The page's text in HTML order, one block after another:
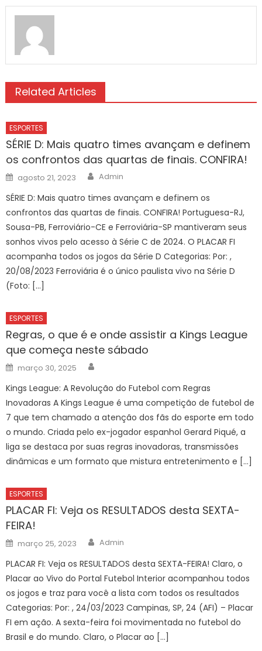
Related Articles
ESPORTES
SÉRIE D: Mais quatro times avançam e definem
os confrontos das quartas de finais. CONFIRA!
Posted
on
agosto 21, 2023 Author
Admin
SÉRIE D: Mais quatro times avançam e definem os
confrontos das quartas de finais. CONFIRA! Portuguesa-RJ,
Sousa-PB, Ferroviário-CE e Ferroviária-SP mantiveram seus
sonhos vivos pelo acesso à Série C de 2024. O PLACAR FI
acompanha todos os jogos da Série D Categorias: Por: ,
20/08/2023 Ferroviária é o único paulista vivo na Série D
(Foto: […]
ESPORTES
Regras, o que é e onde assistir a Kings League
que começa neste sábado
Posted
on
março 30, 2025
Kings League: A Revolução do Futebol com Regras
Inovadoras A Kings League é uma competição de futebol de
7 que tem chamado a atenção dos fãs do esporte em todo
o mundo. Criada pelo ex-jogador espanhol Gerard Piqué, a
liga se destaca por suas regras inovadoras, transmissões
dinâmicas e um formato que mistura entretenimento e […]
ESPORTES
PLACAR FI: Veja os RESULTADOS desta SEXTA-
FEIRA!
Posted
on
março 25, 2023 Author
Admin
PLACAR FI: Veja os RESULTADOS desta SEXTA-FEIRA! Claro, o
Placar ao Vivo do Portal Futebol Interior acompanhou todos
os jogos e traz para você a lista com todos os resultados
Categorias: Por: , 24/03/2023 Campinas, SP, 24 (AFI) – Placar
FI em ação. A sexta-feira foi movimentada no futebol do
Brasil e do mundo. Claro, o Placar ao […]